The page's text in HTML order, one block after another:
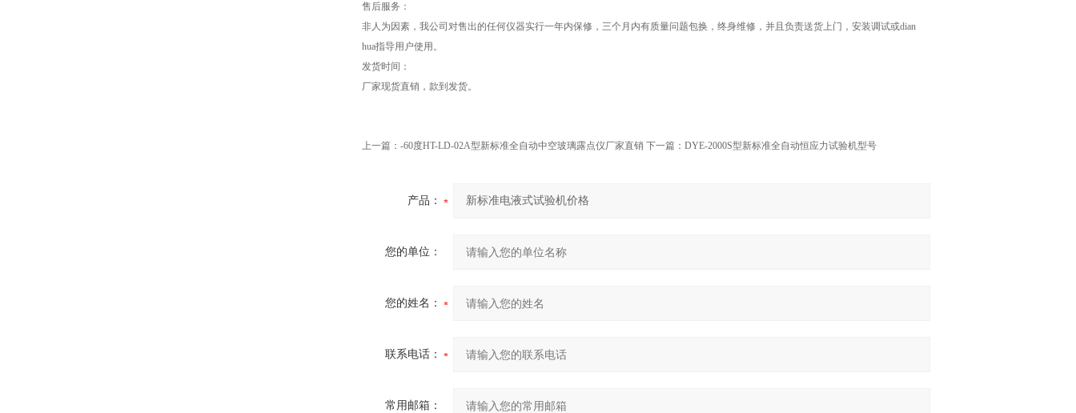
售后服务：
非人为因素，我公司对售出的任何仪器实行一年内保修，三个月内有质量问题包换，终身维修，并且负责送货上门，安装调试或dian
hua指导用户使用。
发货时间：
厂家现货直销，款到发货。
上一篇： -60度HT-LD-02A型新标准全自动中空玻璃露点仪厂家直销 下一篇： DYE-2000S型新标准全自动恒应力试验机型号
产品：
您的单位：
您的姓名：
联系电话：
常用邮箱：